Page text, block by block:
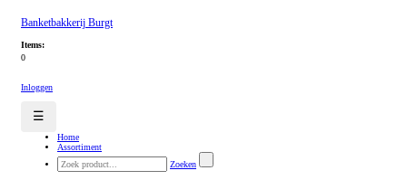
Banketbakkerij Burgt
Items:
0
Inloggen
☰
Home
Assortiment
Zoeken